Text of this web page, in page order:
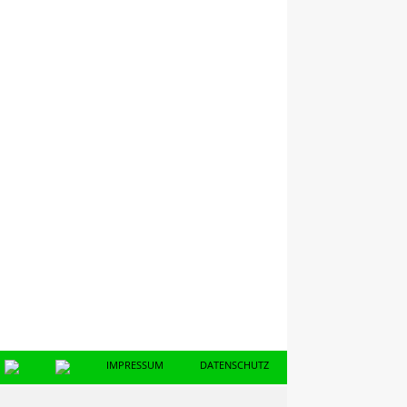
IMPRESSUM DATENSCHUTZ